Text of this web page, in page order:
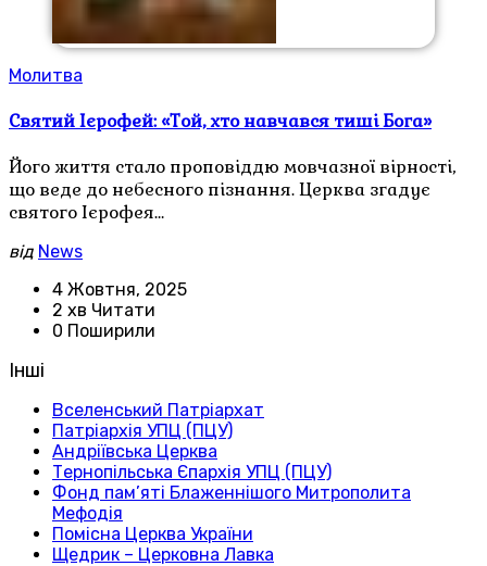
Молитва
Святий Ієрофей: «Той, хто навчався тиші Бога»
Його життя стало проповіддю мовчазної вірності,
що веде до небесного пізнання. Церква згадує
святого Ієрофея…
від News
4 Жовтня, 2025
2 хв Читати
0 Поширили
Інші
Вселенський Патріархат
Патріархія УПЦ (ПЦУ)
Андріївська Церква
Тернопільська Єпархія УПЦ (ПЦУ)
Фонд пам’яті Блаженнішого Митрополита
Мефодія
Помісна Церква України
Щедрик – Церковна Лавка